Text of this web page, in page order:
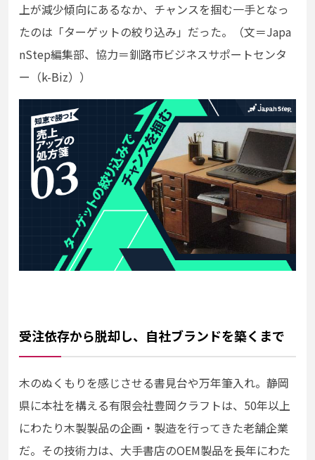
上が減少傾向にあるなか、チャンスを掴む一手となっ
たのは「ターゲットの絞り込み」だった。（文＝Japa
nStep編集部、協力＝釧路市ビジネスサポートセンタ
ー（k-Biz））
受注依存から脱却し、自社ブランドを築くまで
木のぬくもりを感じさせる書見台や万年筆入れ。静岡
県に本社を構える有限会社豊岡クラフトは、50年以上
にわたり木製製品の企画・製造を行ってきた老舗企業
だ。その技術力は、大手書店のOEM製品を長年にわた